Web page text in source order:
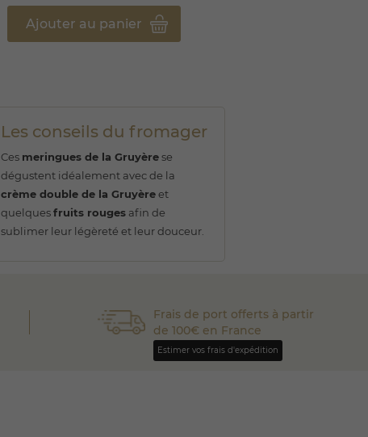
Frais de port offerts à partir
de 100€ en France
Estimer vos frais d'expédition
Ajouter au panier
Les conseils du fromager
Ces meringues de la Gruyèrese
dégustent idéalement avec de la
crème double de la Gruyèreet
quelquesfruits rouges afin de
sublimer leur légèreté et leur douceur.